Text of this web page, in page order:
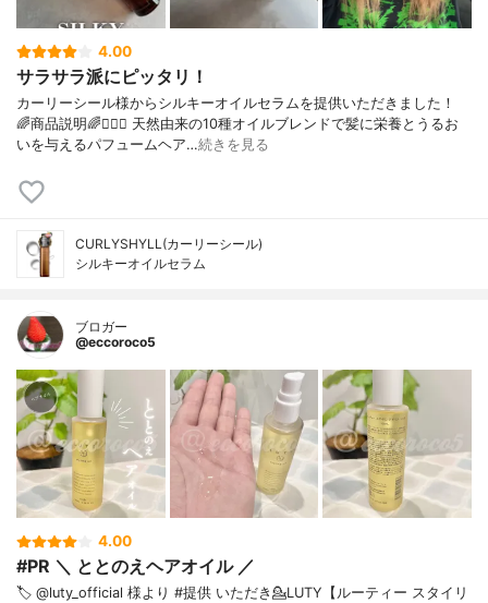
4.00
サラサラ派にピッタリ！
カーリーシール様からシルキーオイルセラムを提供いただきました！
🌈商品説明🌈💇🏻‍♀️ 天然由来の10種オイルブレンドで髪に栄養とうるお
いを与えるパフュームヘア…続きを見る
CURLYSHYLL(カーリーシール)
シルキーオイルセラム
ブロガー
@eccoroco5
4.00
#PR ＼ ととのえヘアオイル ／
🏷️ @luty_official 様より #提供 いただき⁡💁LUTY【ルーティー スタイリ